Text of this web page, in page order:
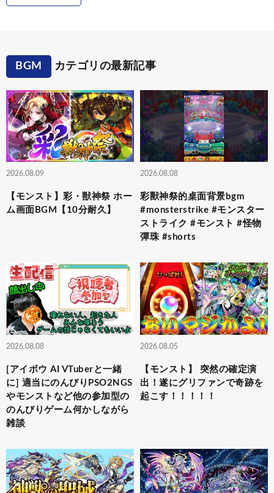
BGM カテゴリの最新記事
2026.08.09
【モンスト】彩・獣神祭 ホー
ム画面BGM【10分耐久】
2026.08.08
彩獸神祭的桌面背景bgm
#monsterstrike #モンスター
ストライク #モンスト #怪物
彈珠 #shorts
2026.08.08
[アイボウ AI VTuberと一緒
に] 適当にのんびりPSO2NGS
やモンストなど他の参加型の
のんびりゲーム何かしながら
雑談
2026.08.05
【モンスト】 突然の確定演
出！遂にグリファンで奇跡を
起こす！！！！！